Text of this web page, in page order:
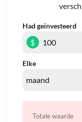
Had geïnvesteerd
Elke
$
Totale waarde